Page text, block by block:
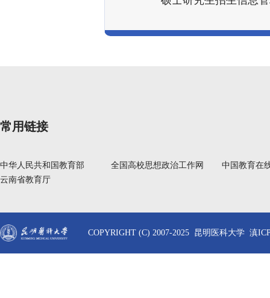
常用链接
中华人民共和国教育部 全国高校思想政治工作网
中国教育在
云南省教育厅
COPYRIGHT (C) 2007-2025 昆明医科大学 滇